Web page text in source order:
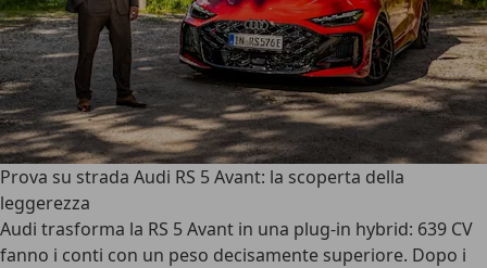
Prova su strada Audi RS 5 Avant: la scoperta della
leggerezza
Audi trasforma la RS 5 Avant in una plug-in hybrid: 639 CV
fanno i conti con un peso decisamente superiore. Dopo i